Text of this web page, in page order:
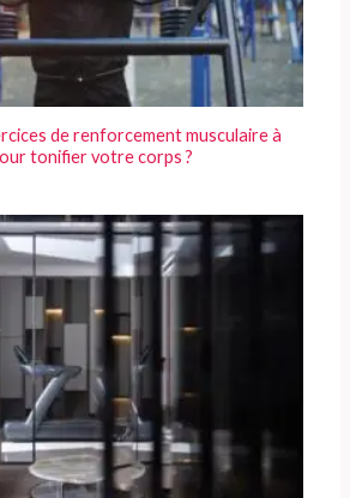
de renforcement musculaire à
tonifier votre corps ?